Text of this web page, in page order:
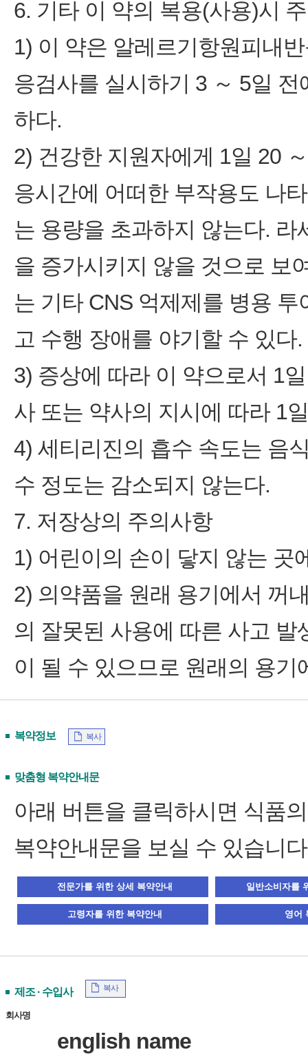
6. 기타 이 약의 복용(사용)시
1) 이 약은 알레르기항원피내
응검사를 실시하기 3 ～ 5일
하다.
2) 건강한 지원자에게 1일 20
응시간에 어떠한 부작용도 나
는 용량을 초과하지 않는다.
을 증가시키지 않을 것으로 보
는 기타 CNS 억제제를 병용
고 수행 장애를 야기할 수 있다.
3) 증상에 따라 이 약으로서 1
사 또는 약사의 지시에 따라 1
4) 세티리진의 흡수 속도는 음
수 정도는 감소되지 않는다.
7. 저장상의 주의사항
1) 어린이의 손이 닿지 않는 곳
2) 의약품을 원래 용기에서 꺼
의 잘못된 사용에 따른 사고
이 될 수 있으므로 원래의 용
복약정보 복사
맞춤형 복약안내문
아래 버튼을 클릭하시면 식품
복약안내문을 보실 수 있습니
제조 · 수입사 복사
회사명
english name